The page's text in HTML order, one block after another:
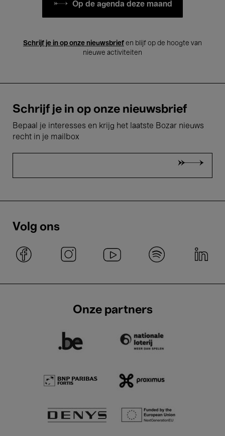
Op de agenda deze maand
Schrijf je in op onze nieuwsbrief en blijf op de hoogte van
nieuwe activiteiten
Schrijf je in op onze nieuwsbrief
Bepaal je interesses en krijg het laatste Bozar nieuws
recht in je mailbox
Volg ons
Onze partners